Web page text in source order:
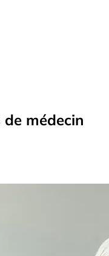
de médecin